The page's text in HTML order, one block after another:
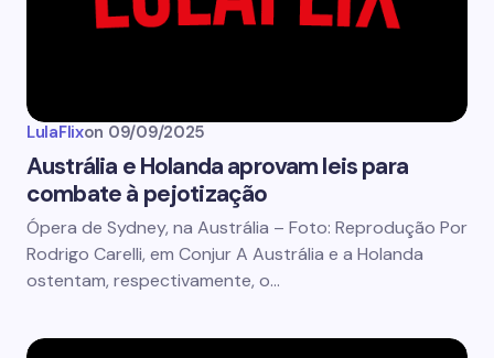
LulaFlixon 09/09/2025
Austrália e Holanda aprovam leis para
combate à pejotização
Ópera de Sydney, na Austrália – Foto: Reprodução Por
Rodrigo Carelli, em Conjur A Austrália e a Holanda
ostentam, respectivamente, o…